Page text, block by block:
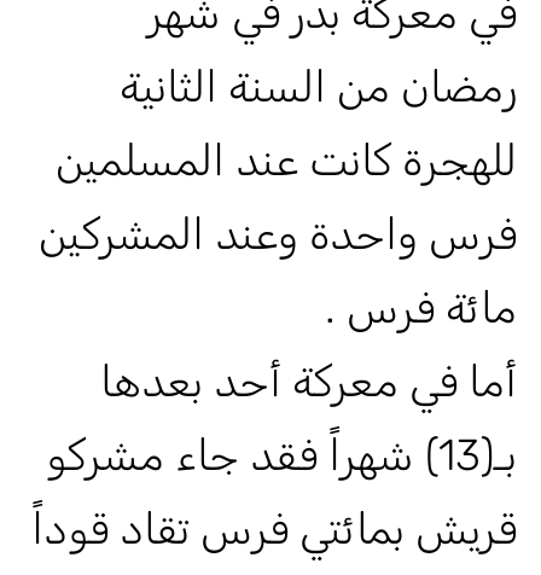
في معركة بدر في شهر
رمضان من السنة الثانية
للهجرة كانت عند المسلمين
فرس واحدة وعند المشركين
مائة فرس .
أما في معركة أحد بعدها
بـ(13) شهراً فقد جاء مشركو
قريش بمائتي فرس تقاد قوداً